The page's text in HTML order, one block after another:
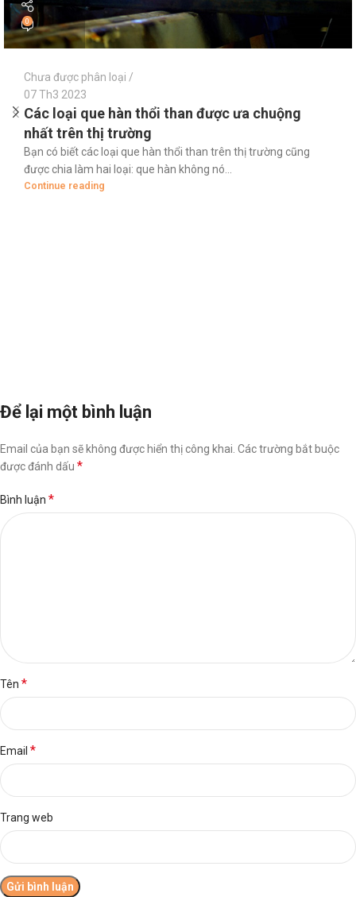
0
Chưa được phân loại
07 Th3 2023
Các loại que hàn thổi than được ưa chuộng
nhất trên thị trường
Bạn có biết các loại que hàn thổi than trên thị trường cũng
được chia làm hai loại: que hàn không nó...
Continue reading
Để lại một bình luận
Email của bạn sẽ không được hiển thị công khai. Các trường bắt buộc
được đánh dấu *
Bình luận *
Tên *
Email *
Trang web